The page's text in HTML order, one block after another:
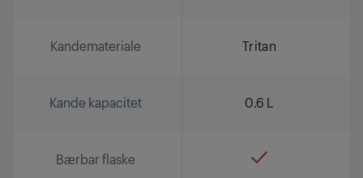
Kandemateriale Tritan
Kande kapacitet 0.6 L
Bærbar flaske